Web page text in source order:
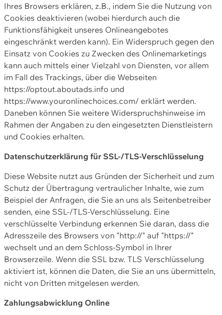
Ihres Browsers erklären, z.B., indem Sie die Nutzung von
Cookies deaktivieren (wobei hierdurch auch die
Funktionsfähigkeit unseres Onlineangebotes
eingeschränkt werden kann). Ein Widerspruch gegen den
Einsatz von Cookies zu Zwecken des Onlinemarketings
kann auch mittels einer Vielzahl von Diensten, vor allem
im Fall des Trackings, über die Webseiten
https://optout.aboutads.info und
https://www.youronlinechoices.com/ erklärt werden.
Daneben können Sie weitere Widerspruchshinweise im
Rahmen der Angaben zu den eingesetzten Dienstleistern
und Cookies erhalten.
Datenschutzerklärung für SSL-/TLS-Verschlüsselung
Diese Website nutzt aus Gründen der Sicherheit und zum
Schutz der Übertragung vertraulicher Inhalte, wie zum
Beispiel der Anfragen, die Sie an uns als Seitenbetreiber
senden, eine SSL-/TLS-Verschlüsselung. Eine
verschlüsselte Verbindung erkennen Sie daran, dass die
Adresszeile des Browsers von "http://" auf "https://"
wechselt und an dem Schloss-Symbol in Ihrer
Browserzeile. Wenn die SSL bzw. TLS Verschlüsselung
aktiviert ist, können die Daten, die Sie an uns übermitteln,
nicht von Dritten mitgelesen werden.
Zahlungsabwicklung Online